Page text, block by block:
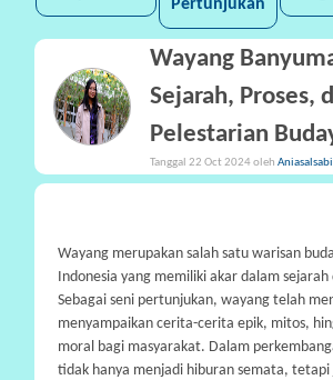
s
i
P
A
R
T
I
P
A
S
I
Pertunjukan
Wayang
Sejarah, Proses,
Pelestarian
Tanggal 22 Oct 2024 oleh
Wayang merupakan salah satu warisan
Indonesia yang memiliki akar dalam sejarah
Sebagai seni pertunjukan, wayang telah
menyampaikan cerita-cerita epik, mitos,
moral bagi masyarakat. Dalam
tidak hanya menjadi hiburan semata, tetapi